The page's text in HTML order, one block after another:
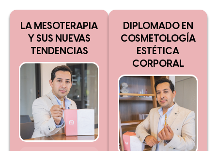
LA MESOTERAPIA
Y SUS NUEVAS
TENDENCIAS
DIPLOMADO EN
COSMETOLOGÍA
ESTÉTICA
CORPORAL